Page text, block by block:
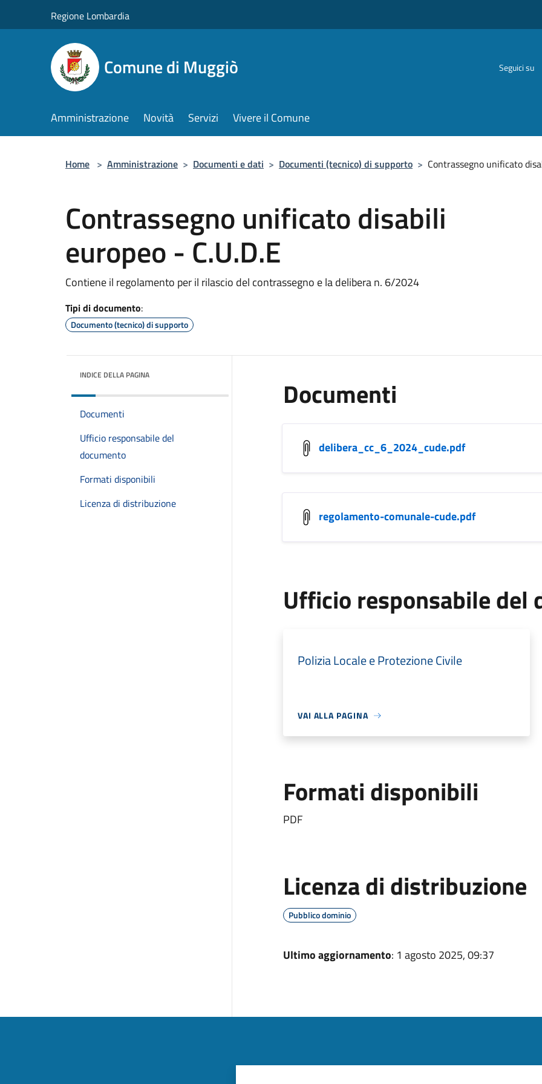
Regione Lombardia
Comune di Muggiò Seguici su
Amministrazione Novità Servizi Vivere il Comune
Home > Amministrazione > Documenti e dati > Documenti (tecnico) di supporto > Contrassegno unificato
Contrassegno unificato disabili
europeo - C.U.D.E
Contiene il regolamento per il rilascio del contrassegno e la delibera n. 6/2024
Tipi di documento:
Documento (tecnico) di supporto
INDICE DELLA PAGINA
Documenti
Ufficio responsabile del
documento
Formati disponibili
Licenza di distribuzione
Documenti
delibera_cc_6_2024_cude.pdf
regolamento-comunale-cude.pdf
Ufficio responsabile del
Polizia Locale e Protezione Civile
VAI ALLA PAGINA
Formati disponibili
PDF
Licenza di distribuzione
Pubblico dominio
Ultimo aggiornamento: 1 agosto 2025, 09:37